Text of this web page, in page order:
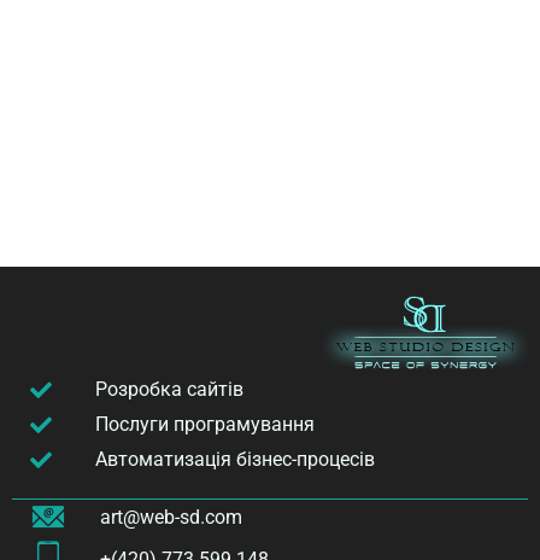
Розробка сайтів
Послуги програмування
Автоматизація бізнес-процесів
art@web-sd.com